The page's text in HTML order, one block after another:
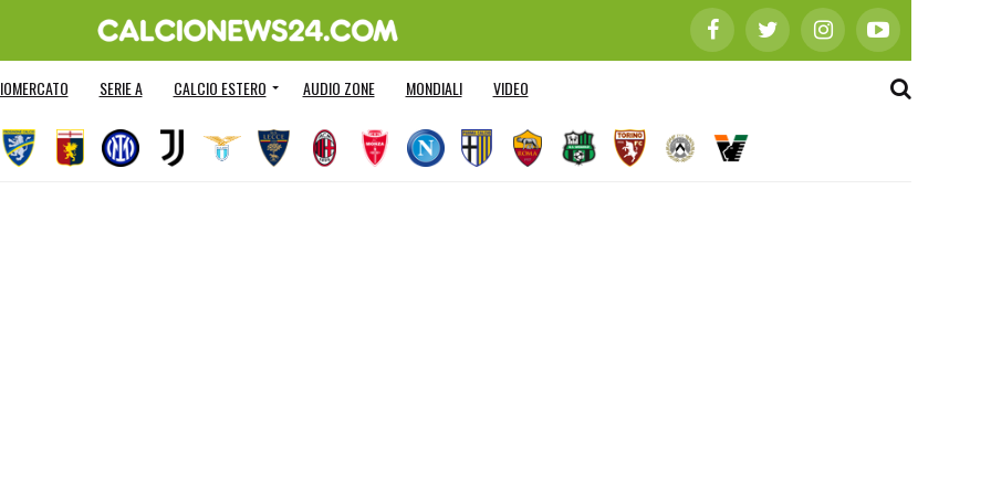
SERIE A CALCIO ESTERO AUDIO ZONE MONDIALI VIDEO